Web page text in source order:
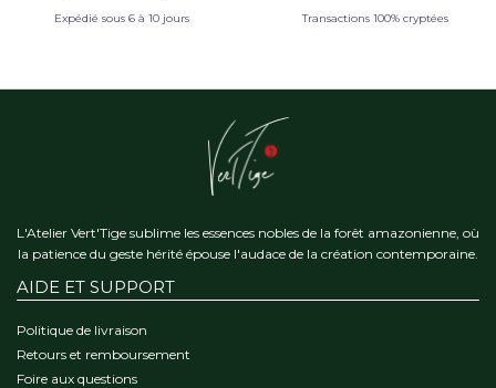
Expédié sous 6 à 10 jours Transactions 100% cryptées
L'Atelier Vert'Tige sublime les essences nobles de la forêt amazonienne, où
la patience du geste hérité épouse l'audace de la création contemporaine.
AIDE ET SUPPORT
Politique de livraison
Retours et remboursement
Foire aux questions